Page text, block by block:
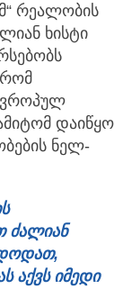
რეალობის
ხისტი
რომ
დაიწყო
ნელ-
ძალიან
აქვს იმედი